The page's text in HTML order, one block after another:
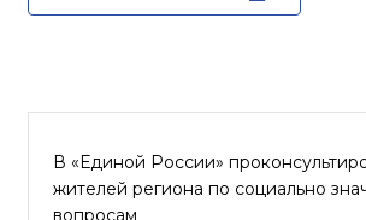
В «Единой России»
жителей региона по социально
вопросам